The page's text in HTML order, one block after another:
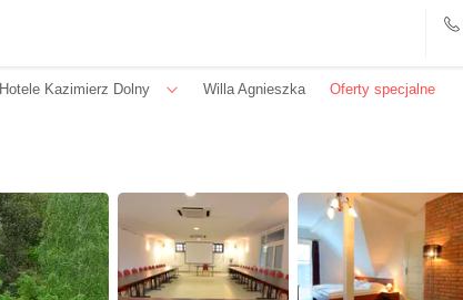
Hotele Kazimierz Dolny Willa Agnieszka Oferty specjalne